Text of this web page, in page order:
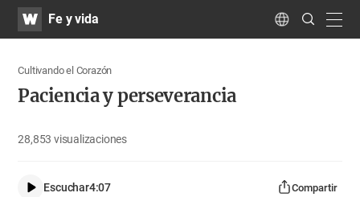
WATVFe y vida Language
Search
Submit
Cultivando el Corazón
Paciencia y perseverancia
28,853visualizaciones
Escuchar4:07 Compartir